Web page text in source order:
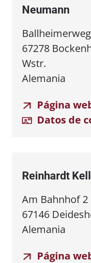
Neumann
67278
Wstr.
Alemania
Página
Datos de
Reinhardt
Am Bahnhof 2
67146
Alemania
Página